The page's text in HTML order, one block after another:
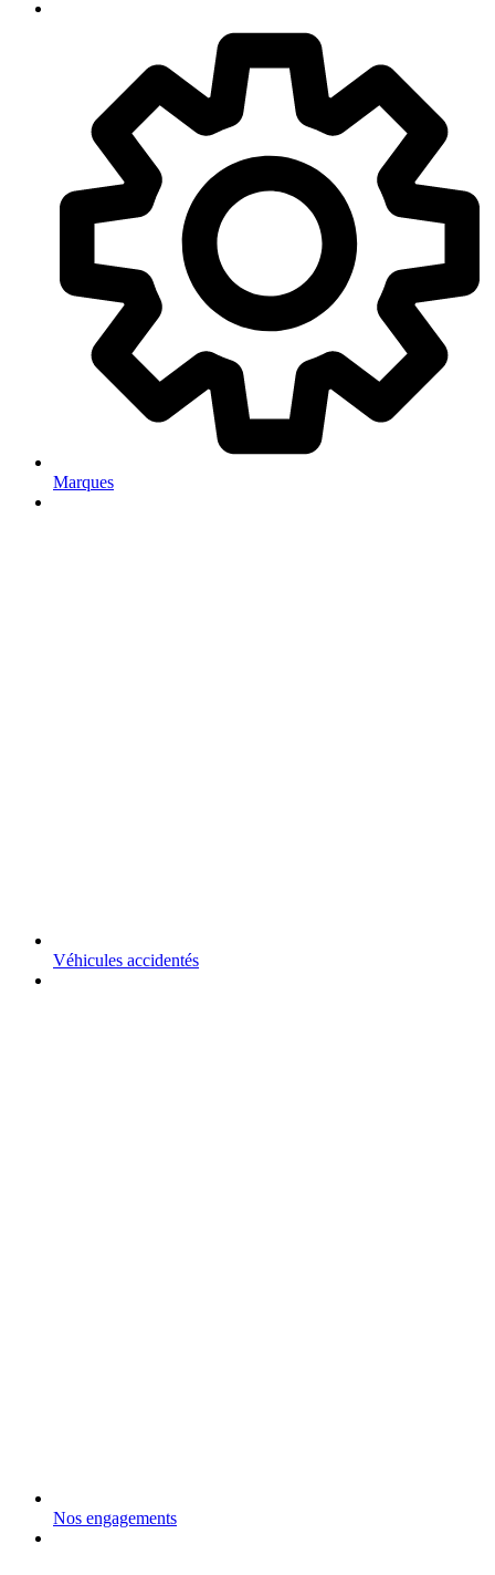
Marques
Véhicules accidentés
Nos engagements